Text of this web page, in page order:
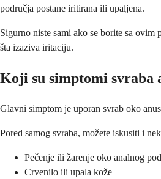
područja postane iritirana ili upaljena.
Sigurno niste sami ako se borite sa
šta izaziva iritaciju.
Koji su simptomi svraba
Glavni simptom je uporan svrab oko
Pored samog svraba, možete iskusiti i
Pečenje ili žarenje oko analnog
Crvenilo ili upala kože